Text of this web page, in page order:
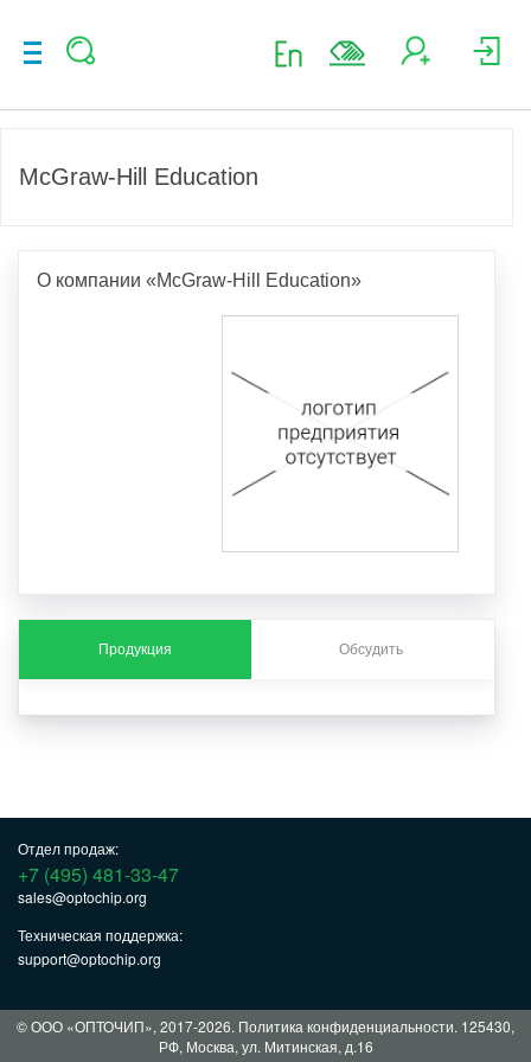
McGraw-Hill Education
О компании «McGraw-Hill Education»
Продукция Обсудить
Отдел продаж:
+7 (495) 481-33-47
sales@optochip.org
Техническая поддержка:
support@optochip.org
© ООО «ОПТОЧИП», 2017-2026. Политика конфиденциальности. 125430,
РФ, Москва, ул. Митинская, д.16